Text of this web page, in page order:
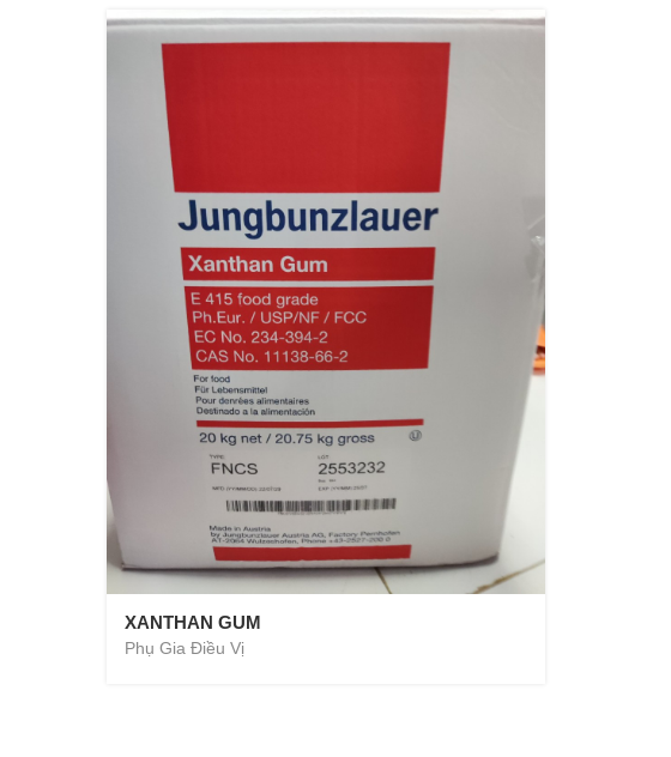
XANTHAN GUM
Phụ Gia Điều Vị